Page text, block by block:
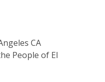
CA
People of El